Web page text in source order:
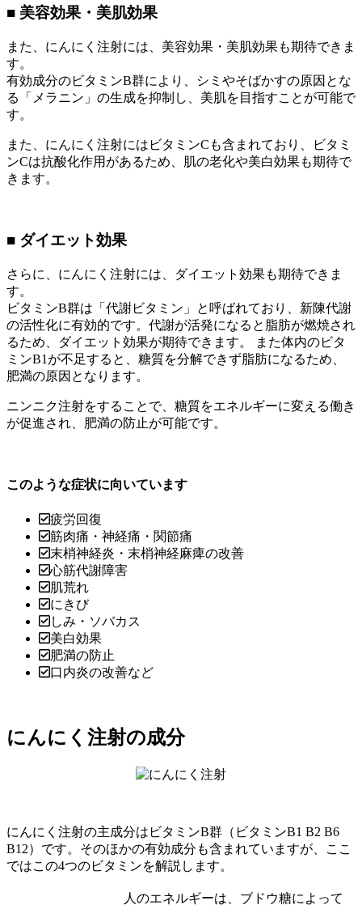
■ 美容効果・美肌効果
また、にんにく注射には、美容効果・美肌効果も期待できま
す。
有効成分のビタミンB群により、シミやそばかすの原因とな
る「メラニン」の生成を抑制し、美肌を目指すことが可能で
す。
また、にんにく注射にはビタミンCも含まれており、ビタミ
ンCは抗酸化作用があるため、肌の老化や美白効果も期待で
きます。
■ ダイエット効果
さらに、にんにく注射には、ダイエット効果も期待できま
す。
ビタミンB群は「代謝ビタミン」と呼ばれており、新陳代謝
の活性化に有効的です。代謝が活発になると脂肪が燃焼され
るため、ダイエット効果が期待できます。 また体内のビタ
ミンB1が不足すると、糖質を分解できず脂肪になるため、
肥満の原因となります。
ニンニク注射をすることで、糖質をエネルギーに変える働き
が促進され、肥満の防止が可能です。
このような症状に向いています
疲労回復
筋肉痛・神経痛・関節痛
末梢神経炎・末梢神経麻痺の改善
心筋代謝障害
肌荒れ
にきび
しみ・ソバカス
美白効果
肥満の防止
口内炎の改善など
にんにく注射の成分
にんにく注射の主成分はビタミンB群（ビタミンB1 B2 B6
B12）です。そのほかの有効成分も含まれていますが、ここ
ではこの4つのビタミンを解説します。
人のエネルギーは、ブドウ糖によって